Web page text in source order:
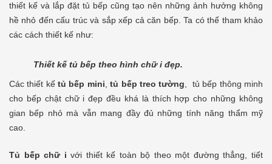
thiết kế và lắp đặt tủ bếp cũng tạo nên những ảnh hưởng không
hề nhỏ đến cấu trúc và sắp xếp cả căn bếp. Ta có thể tham khảo
các cách thiết kế như:
Thiết kế tủ bếp theo hình chữ i đẹp.
Các thiết kếtủ bếp mini ,tủ bếp treo tường , tủ bếp thông minh
cho bếp chật chữ i đẹp đều khá là thích hợp cho những không
gian bếp nhỏ mà vẫn mang đầy đủ những tính năng thẩm mỹ
cao.
Tủ bếp chữ i với thiết kế toàn bộ theo một đường thẳng, tiết